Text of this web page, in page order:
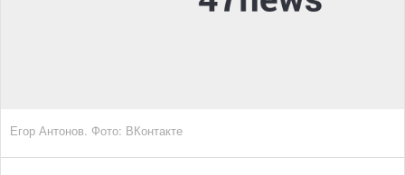
Егор Антонов. Фото: ВКонтакте